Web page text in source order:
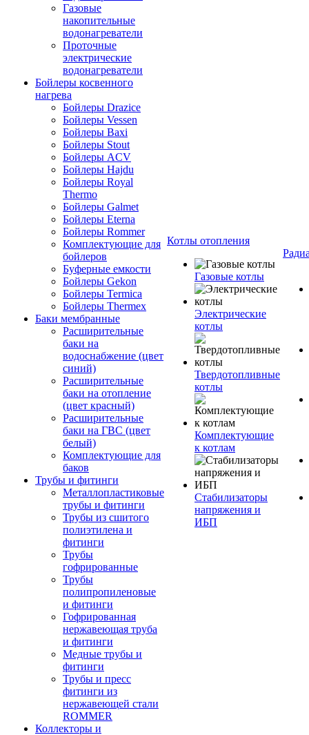
Газовые
накопительные
водонагреватели
Проточные
электрические
водонагреватели
Бойлеры косвенного
нагрева
Бойлеры Drazice
Бойлеры Vessen
Бойлеры Baxi
Бойлеры Stout
Бойлеры ACV
Бойлеры Hajdu
Бойлеры Royal
Thermo
Бойлеры Galmet
Бойлеры Eterna
Бойлеры Rommer
Комплектующие для
бойлеров
Буферные емкости
Бойлеры Gekon
Бойлеры Termica
Бойлеры Thermex
Баки мембранные
Расширительные
баки на
водоснабжение (цвет
синий)
Расширительные
баки на отопление
(цвет красный)
Расширительные
баки на ГВС (цвет
белый)
Комплектующие для
баков
Трубы и фитинги
Металлопластиковые
трубы и фитинги
Трубы из сшитого
полиэтилена и
фитинги
Трубы
гофрированные
Трубы
полипропиленовые
и фитинги
Гофрированная
нержавеющая труба
и фитинги
Медные трубы и
фитинги
Трубы и пресс
фитинги из
нержавеющей стали
ROMMER
Коллекторы и
Котлы отопления
Газовые котлы
Электрические
котлы
Твердотопливные
котлы
Комплектующие
к котлам
Стабилизаторы
напряжения и
ИБП